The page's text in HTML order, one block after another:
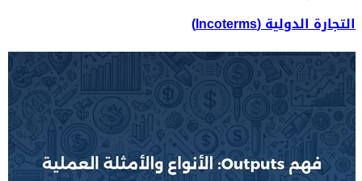
التجارة الدولية (Incoterms)